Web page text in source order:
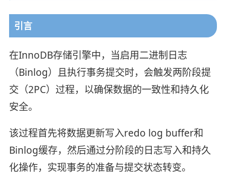
引言
在InnoDB存储引擎中，当启用二进制日志
（Binlog）且执行事务提交时，会触发两阶段提
交（2PC）过程，以确保数据的一致性和持久化
安全。
该过程首先将数据更新写入redo log buffer和
Binlog缓存，然后通过分阶段的日志写入和持久
化操作，实现事务的准备与提交状态转变。